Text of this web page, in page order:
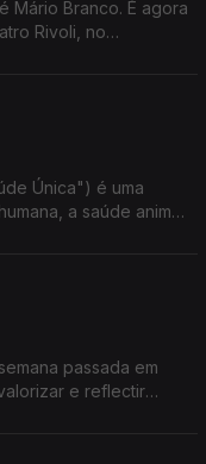
Mário Branco. É agora
Rivoli, no
Única") é uma
a saúde animal
passada em